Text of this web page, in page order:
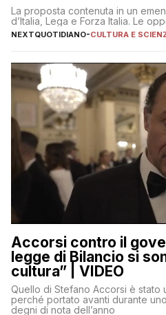
La proposta contenuta in un
d’Italia, Lega e Forza Italia. Le
NEXTQUOTIDIANO-CULTURA E
Accorsi contro il
legge di Bilancio si
cultura” | VIDEO
Quello di Stefano Accorsi è
perché portato avanti durante
degni di nota dell’anno